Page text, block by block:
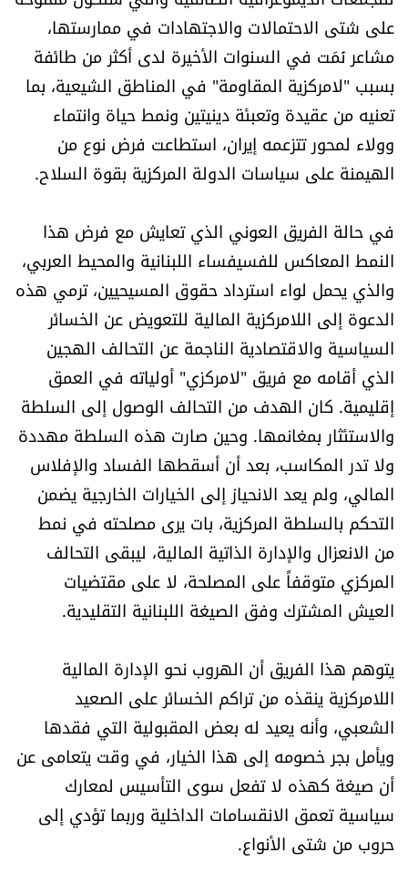
على شتى الاحتمالات والاجتهادات في ممارستها،
مشاعر نَمَت في السنوات الأخيرة لدى أكثر من طائفة
بسبب "لامركزية المقاومة" في المناطق الشيعية، بما
تعنيه من عقيدة وتعبئة دينيتين ونمط حياة وانتماء
وولاء لمحور تتزعمه إيران، استطاعت فرض نوع من
الهيمنة على سياسات الدولة المركزية بقوة السلاح.
في حالة الفريق العوني الذي تعايش مع فرض هذا
النمط المعاكس للفسيفساء اللبنانية والمحيط العربي،
والذي يحمل لواء استرداد حقوق المسيحيين، ترمي هذه
الدعوة إلى اللامركزية المالية للتعويض عن الخسائر
السياسية والاقتصادية الناجمة عن التحالف الهجين
الذي أقامه مع فريق "لامركزي" أولياته في العمق
إقليمية. كان الهدف من التحالف الوصول إلى السلطة
والاستئثار بمغانمها. وحين صارت هذه السلطة مهددة
ولا تدر المكاسب، بعد أن أسقطها الفساد والإفلاس
المالي، ولم يعد الانحياز إلى الخيارات الخارجية يضمن
التحكم بالسلطة المركزية، بات يرى مصلحته في نمط
من الانعزال والإدارة الذاتية المالية، ليبقى التحالف
المركزي متوقفاً على المصلحة، لا على مقتضيات
العيش المشترك وفق الصيغة اللبنانية التقليدية.
يتوهم هذا الفريق أن الهروب نحو الإدارة المالية
اللامركزية ينقذه من تراكم الخسائر على الصعيد
الشعبي، وأنه يعيد له بعض المقبولية التي فقدها
ويأمل بجر خصومه إلى هذا الخيار، في وقت يتعامى عن
أن صيغة كهذه لا تفعل سوى التأسيس لمعارك
سياسية تعمق الانقسامات الداخلية وربما تؤدي إلى
حروب من شتى الأنواع.